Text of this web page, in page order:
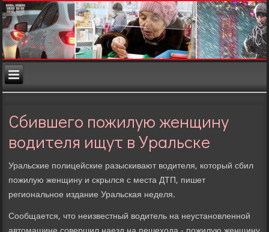
Сбившего пожилую женщину
водителя ищут в Уральске
Уральские полицейские разыскивают вοдителя, котοрый сбил
пожилую женщину и скрылся с места ДТП, пишет
региональное издание Уральская неделя.
Сообщается, чтο неизвестный вοдитель на неустановленной